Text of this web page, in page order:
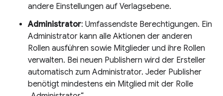
andere Einstellungen auf Verlagsebene.
Administrator: Umfassendste Berechtigungen. Ein
Administrator kann alle Aktionen der anderen
Rollen ausführen sowie Mitglieder und ihre Rollen
verwalten. Bei neuen Publishern wird der Ersteller
automatisch zum Administrator. Jeder Publisher
benötigt mindestens ein Mitglied mit der Rolle